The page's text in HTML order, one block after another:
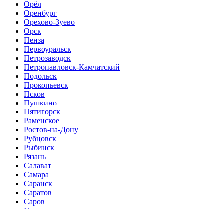
Орёл
Оренбург
Орехово-Зуево
Орск
Пенза
Первоуральск
Петрозаводск
Петропавловск-Камчатский
Подольск
Прокопьевск
Псков
Пушкино
Пятигорск
Раменское
Ростов-на-Дону
Рубцовск
Рыбинск
Рязань
Салават
Самара
Саранск
Саратов
Саров